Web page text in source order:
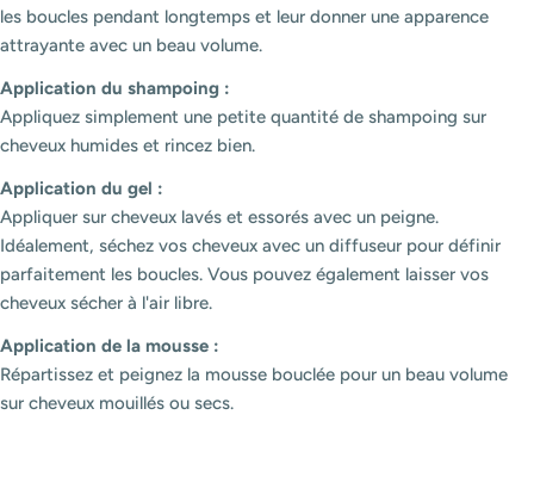
les boucles pendant longtemps et leur donner une apparence
attrayante avec un beau volume.
Application du shampoing :
Appliquez simplement une petite quantité de shampoing sur
cheveux humides et rincez bien.
Application du gel :
Appliquer sur cheveux lavés et essorés avec un peigne.
Idéalement, séchez vos cheveux avec un diffuseur pour définir
parfaitement les boucles. Vous pouvez également laisser vos
cheveux sécher à l'air libre.
Application de la mousse :
Répartissez et peignez la mousse bouclée pour un beau volume
sur cheveux mouillés ou secs.